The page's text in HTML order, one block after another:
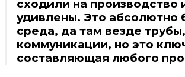
сходили на производство
удивлены. Это абсолютно
среда, да там везде
коммуникации, но это
составляющая любого